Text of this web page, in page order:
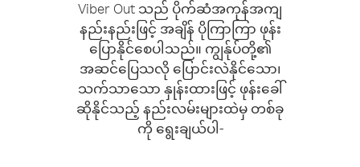
Viber Out သည် ပိုက်ဆံအကုန်အကျ
နည်းနည်းဖြင့် အချိန် ပိုကြာကြာ ဖုန်း
ပြောနိုင်စေပါသည်။ ကျွန်ုပ်တို့၏
အဆင်ပြေသလို ပြောင်းလဲနိုင်သော၊
သက်သာသော နှုန်းထားဖြင့် ဖုန်းခေါ်
ဆိုနိုင်သည့် နည်းလမ်းများထဲမှ တစ်ခု
ကို ရွေးချယ်ပါ-